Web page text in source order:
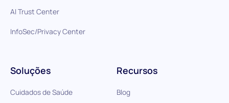
Soluções
Cuidados de Saúde
Recursos
Blog
AI Trust Center
InfoSec/Privacy Center